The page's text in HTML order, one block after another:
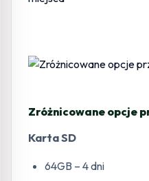
Zróżnicowane opcje
Karta SD
64GB – 4 dni